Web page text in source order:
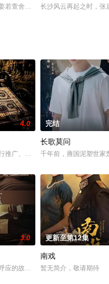
背后势力夹缝中生存，从艰难自
进士科三元及第入翰林院的奇女
若萱舍身相救，残魂随玉玲珑流落
长沙风云再起之时，张
，却渴望寻求强国之路。他毅然
4.0
推广、使用由“中国准备银行”发行
完结
长歌莫问
千年前，雍国泥塑世家
她始终刻苦学习，憧憬未来。为此
定技术的支持下，通过摸排、勘
3.0
应的故事——用一场精心策划的“夏
更新至第12集
南戏
暂无简介，敬请期待